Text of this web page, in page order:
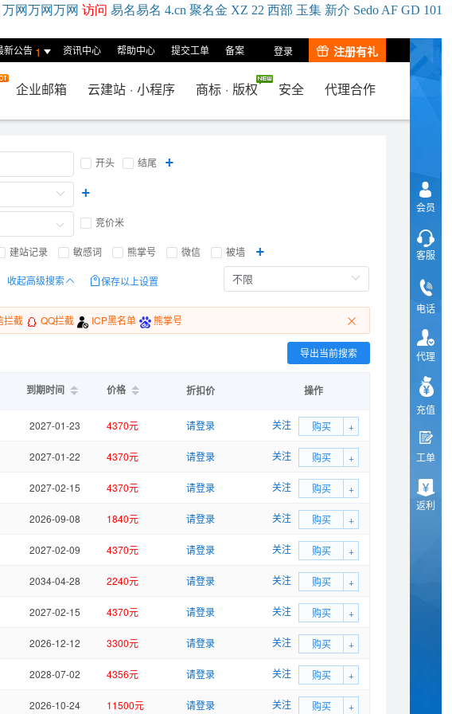
万网万网万网 访问 易名易名 4.cn 聚名金 XZ 22 西部 玉集 新介 Sedo AF GD 101